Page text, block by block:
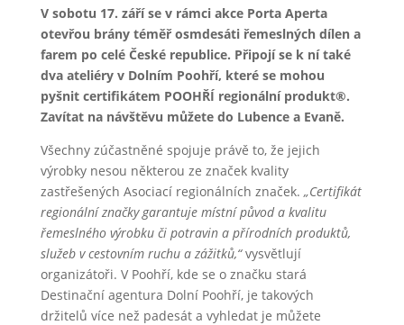
V sobotu 17. září se v rámci akce Porta Aperta
otevřou brány téměř osmdesáti řemeslných dílen a
farem po celé České republice. Připojí se k ní také
dva ateliéry v Dolním Poohří, které se mohou
pyšnit certifikátem POOHŘÍ regionální produkt®.
Zavítat na návštěvu můžete do Lubence a Evaně.
Všechny zúčastněné spojuje právě to, že jejich
výrobky nesou některou ze značek kvality
zastřešených Asociací regionálních značek. „Certifikát
regionální značky garantuje místní původ a kvalitu
řemeslného výrobku či potravin a přírodních produktů,
služeb v cestovním ruchu a zážitků,“vysvětlují
organizátoři. V Poohří, kde se o značku stará
Destinační agentura Dolní Poohří, je takových
držitelů více než padesát a vyhledat je můžete